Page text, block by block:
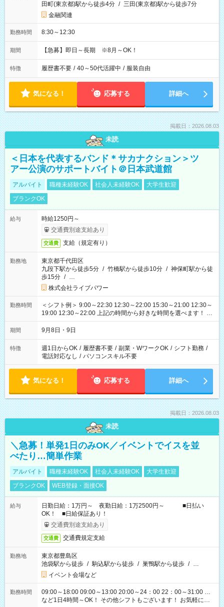
田町(東京都)駅から徒歩4分 / 三田(東京都)駅から徒歩7分
金融関連
勤務時間 8:30～12:30
期間 【急募】即日～長期 ※8月～OK！
特徴 履歴書不要 / 40～50代活躍中 / 服装自由
気になる！ 応募する 詳細へ
掲載日：2026.08.03
未読
＜日本を代表するバンド＊サカナクション＞ツ
アー公演のサポートバイト＠日本武道館
アルバイト 職種未経験OK 社会人未経験OK
大学生歓迎
ブランクOK
給与
時給1250円～
交通費別途支給あり
交通費 支給（規定有り）
勤務地
東京都千代田区
九段下駅から徒歩5分 / 竹橋駅から徒歩10分 / 神保町駅から徒
歩15分 / …
株式会社ライブパワー
勤務時間
＜シフト例＞ 9:00～22:30 12:30～22:00 15:30～21:00 12:30～
19:00 12:30～22:00 上記の時間から好きな時間を選べます！ ※
時間は変更となる可能性があります
期間 9月8日・9日
特徴 週1日からOK / 履歴書不要 / 副業・WワークOK / シフト勤務 /
電話対応なし / パソコンスキル不要
気になる！ 応募する 詳細へ
掲載日：2026.08.03
未読
＼急募！単発1日のみOK／イベントでイスを並
べたり…簡単作業
アルバイト 職種未経験OK 社会人未経験OK
大学生歓迎
ブランクOK
WEB登録・面接OK
給与
日勤日給：1万円～ 夜勤日給：1万2500円～ ■日払い
OK！ ■日給保証あり！
交通費別途支給あり
交通費 交通費規定支給
勤務地
東京都豊島区
池袋駅から徒歩 / 駒込駅から徒歩 / 巣鴨駅から徒歩 / …
イベント会場など
勤務時間
09:00～18:00 09:00～13:00 20:00～24：00 22：00～31:00 …
など1日4時間～OK！ その他シフトもございます！ お気軽にご